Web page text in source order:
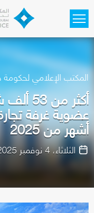
المكتب الإعلامي
أكثر
عضوية غرفة
أشهر من 2025
الثلاثاء، 4 نوفمبر 2025 10:18 ص